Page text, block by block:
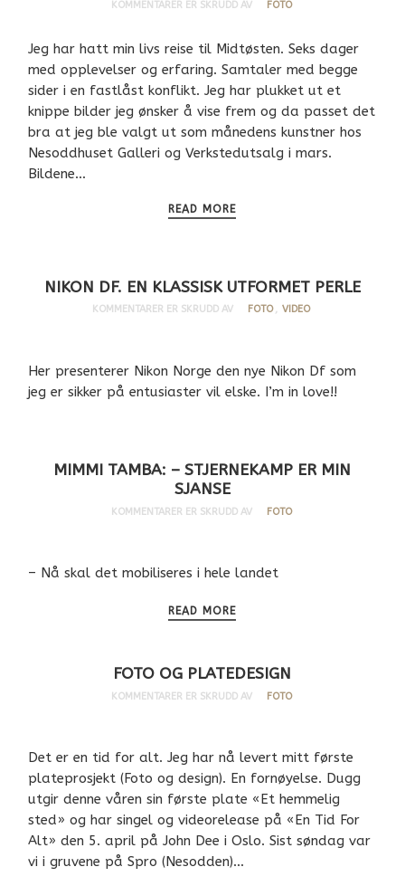
KOMMENTARER ER SKRUDD AV FOTO
Jeg har hatt min livs reise til Midtøsten. Seks dager
med opplevelser og erfaring. Samtaler med begge
sider i en fastlåst konflikt. Jeg har plukket ut et
knippe bilder jeg ønsker å vise frem og da passet det
bra at jeg ble valgt ut som månedens kunstner hos
Nesoddhuset Galleri og Verkstedutsalg i mars.
Bildene…
READ MORE
NIKON DF. EN KLASSISK UTFORMET PERLE
KOMMENTARER ER SKRUDD AV FOTO, VIDEO
Her presenterer Nikon Norge den nye Nikon Df som
jeg er sikker på entusiaster vil elske. I’m in love!!
MIMMI TAMBA: – STJERNEKAMP ER MIN
SJANSE
KOMMENTARER ER SKRUDD AV FOTO
– Nå skal det mobiliseres i hele landet
READ MORE
FOTO OG PLATEDESIGN
KOMMENTARER ER SKRUDD AV FOTO
Det er en tid for alt. Jeg har nå levert mitt første
plateprosjekt (Foto og design). En fornøyelse. Dugg
utgir denne våren sin første plate «Et hemmelig
sted» og har singel og videorelease på «En Tid For
Alt» den 5. april på John Dee i Oslo. Sist søndag var
vi i gruvene på Spro (Nesodden)…